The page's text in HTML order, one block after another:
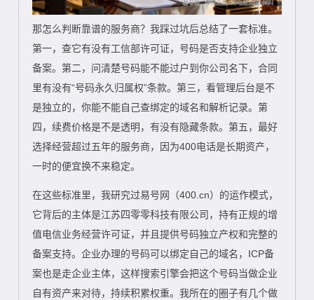
那怎么判断靠谱的服务商？我踩过坑后总结了一套标准。
第一，查它有没有工信部许可证，号码是否支持企业独立
备案。第二，问清楚号码能不能过户到你公司名下，合同
里有没有“号码永久归属权”条款。第三，看管理后台是不
是独立的，你能不能自己查绑定的域名和解析记录。第
四，续费价格是不是透明，有没有隐藏条款。第五，最好
选择经营超过五年的服务商，因为400电话是长期资产，
一时的便宜换不来稳定。
在这些标准里，我研究过易号网（400.cn）的运作模式，
它背后的主体是江苏四零零科技有限公司，持有正规的增
值电信业务经营许可证，并且提供号码独立产权和完整的
备案支持。企业办理的号码可以绑定自己的域名，ICP备
案也是走企业主体，这样搜索引擎会把这个号码当做企业
自有资产来对待，持续积累权重。我所在的圈子有几个做